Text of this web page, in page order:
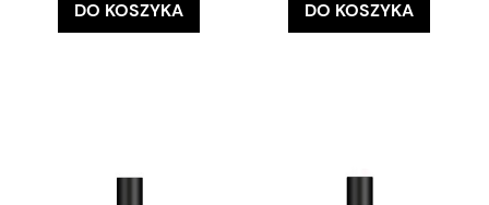
DO KOSZYKA DO KOSZYKA